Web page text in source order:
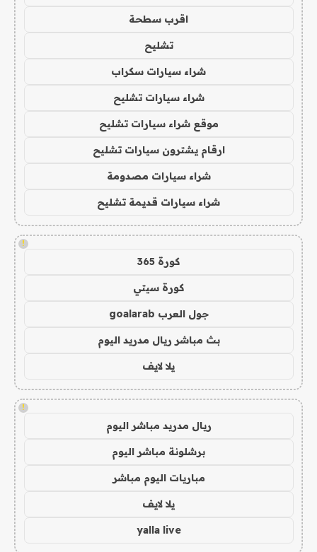
اقرب سطحة
تشليح
شراء سيارات سكراب
شراء سيارات تشليح
موقع شراء سيارات تشليح
ارقام يشترون سيارات تشليح
شراء سيارات مصدومة
شراء سيارات قديمة تشليح
!
كورة 365
كورة سيتي
جول العرب goalarab
بث مباشر ريال مدريد اليوم
يلا لايف
!
ريال مدريد مباشر اليوم
برشلونة مباشر اليوم
مباريات اليوم مباشر
يلا لايف
yalla live